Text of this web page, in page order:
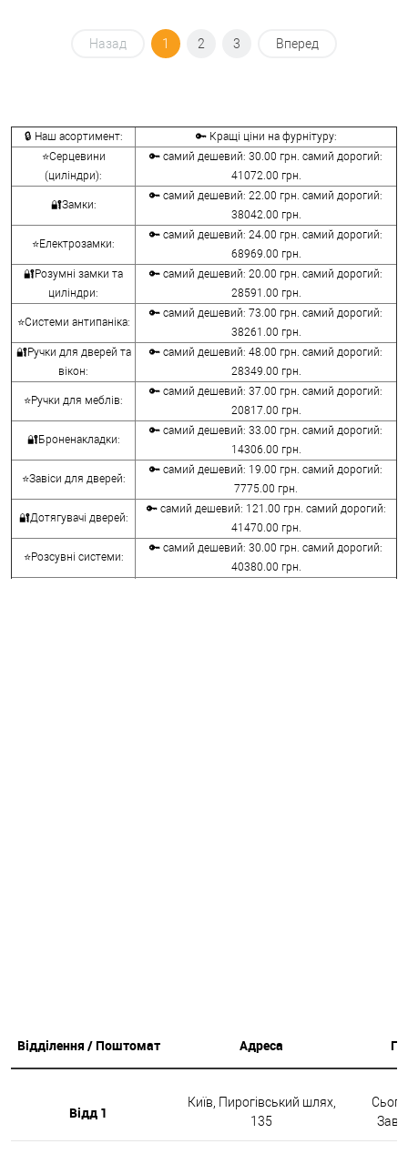
Назад 1 2 3 Вперед
🔒 Наш асортимент:
🔑 Кращі ціни на фурнітуру:
⭐Серцевини
(циліндри):
🔑 самий дешевий: 30.00 грн. самий дорогий:
41072.00 грн.
🔐Замки:
🔑 самий дешевий: 22.00 грн. самий дорогий:
38042.00 грн.
⭐Електрозамки:
🔑 самий дешевий: 24.00 грн. самий дорогий:
68969.00 грн.
🔐Розумні замки та
циліндри:
🔑 самий дешевий: 20.00 грн. самий дорогий:
28591.00 грн.
⭐Системи антипаніка:
🔑 самий дешевий: 73.00 грн. самий дорогий:
38261.00 грн.
🔐Ручки для дверей та
вікон:
🔑 самий дешевий: 48.00 грн. самий дорогий:
28349.00 грн.
⭐Ручки для меблів:
🔑 самий дешевий: 37.00 грн. самий дорогий:
20817.00 грн.
🔐Броненакладки:
🔑 самий дешевий: 33.00 грн. самий дорогий:
14306.00 грн.
⭐Завіси для дверей:
🔑 самий дешевий: 19.00 грн. самий дорогий:
7775.00 грн.
🔐Дотягувачі дверей:
🔑 самий дешевий: 121.00 грн. самий дорогий:
41470.00 грн.
⭐Розсувні системи:
🔑 самий дешевий: 30.00 грн. самий дорогий:
40380.00 грн.
Відділення / Поштомат Адреса
Відд 1
Київ, Пирогівський шлях,
135